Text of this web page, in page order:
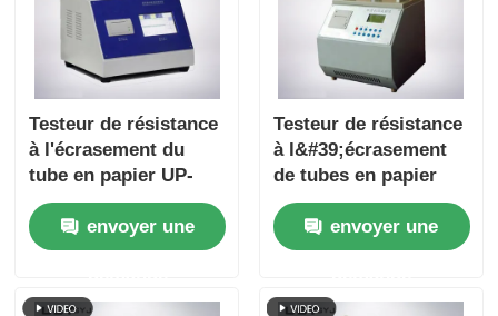
Testeur de résistance
à l'écrasement du
tube en papier UP-
6034 avec réglage de
vitesse de test
multiple Protection
conformité ISO11093-
envoyer une
Testeur de résistance
à l&#39;écrasement
de tubes en papier
convivial UP-6034,
avec interface à écran
tactile et fonction de
envoyer une